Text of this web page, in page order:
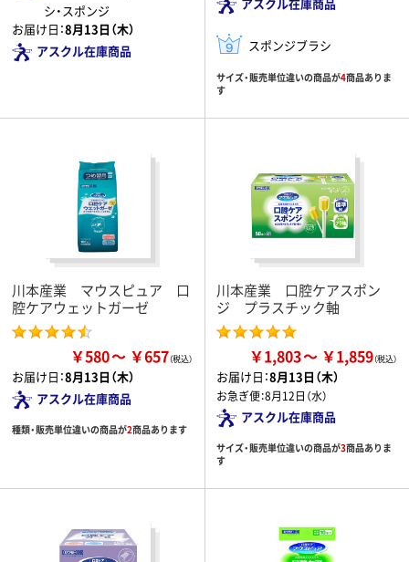
シ・スポンジ
お届け日：8月13日（木）
アスクル在庫商品
スポンジブラシ
サイズ・販売単位違いの商品が4商品ありま
す
川本産業 マウスピュア 口
腔ケアウェットガーゼ
￥580 ￥657
お届け日：8月13日（木）
アスクル在庫商品
種類・販売単位違いの商品が2商品あります
川本産業 口腔ケアスポン
ジ プラスチック軸
￥1,803 ￥1,859
お届け日：8月13日（木）
お急ぎ便：8月12日（水）
アスクル在庫商品
サイズ・販売単位違いの商品が3商品ありま
す